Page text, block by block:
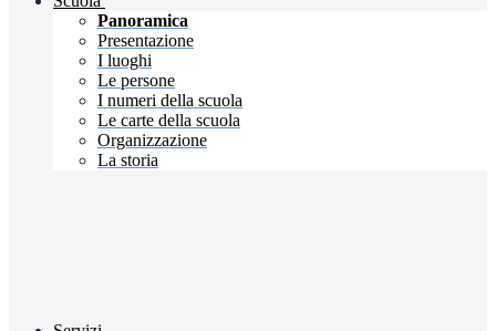
Panoramica
Presentazione
I luoghi
Le persone
I numeri della scuola
Le carte della scuola
Organizzazione
La storia